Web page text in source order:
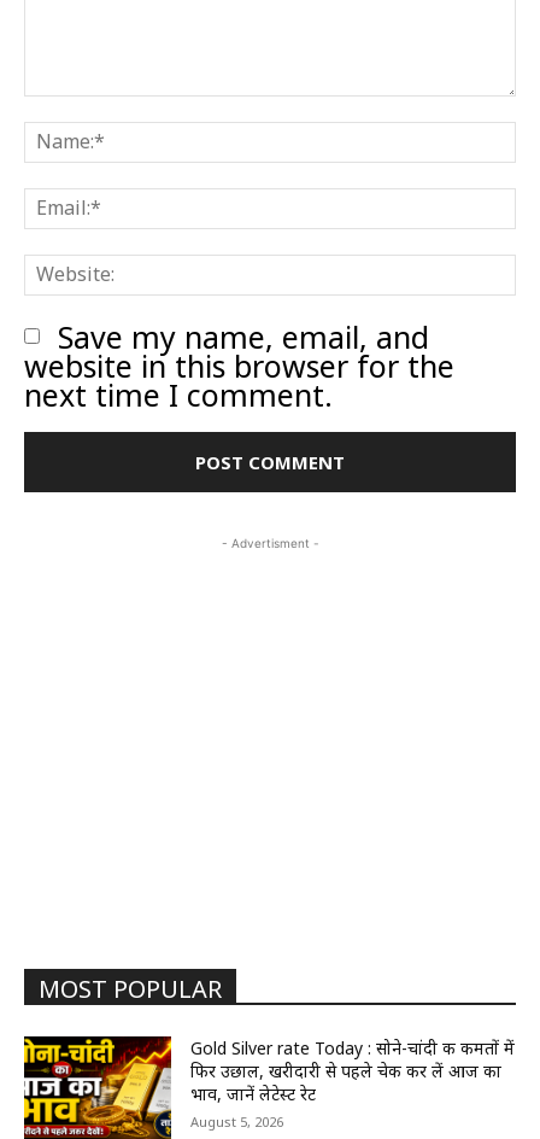
Comment:
Save my name, email, and
website in this browser for the
next time I comment.
- Advertisment -
MOST POPULAR
Gold Silver rate Today : सोने-चांदी की कीमतों में
फिर उछाल, खरीदारी से पहले चेक कर लें आज का
भाव, जानें लेटेस्ट रेट
August 5, 2026